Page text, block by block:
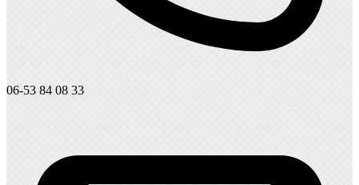
06-53 84 08 33